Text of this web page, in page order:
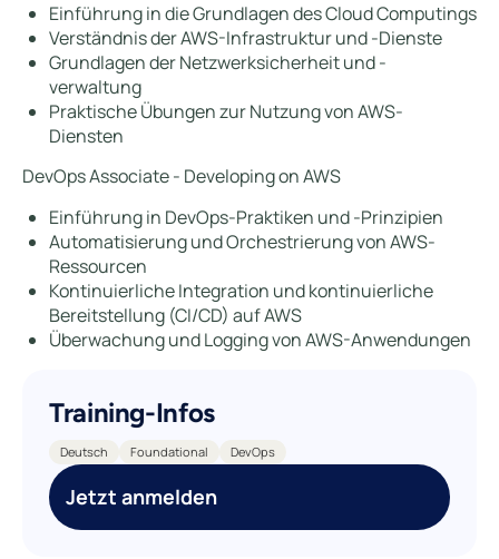
Einführung in die Grundlagen des Cloud Computings
Verständnis der AWS-Infrastruktur und -Dienste
Grundlagen der Netzwerksicherheit und -
verwaltung
Praktische Übungen zur Nutzung von AWS-
Diensten
DevOps Associate - Developing on AWS
Einführung in DevOps-Praktiken und -Prinzipien
Automatisierung und Orchestrierung von AWS-
Ressourcen
Kontinuierliche Integration und kontinuierliche
Bereitstellung (CI/CD) auf AWS
Überwachung und Logging von AWS-Anwendungen
Training-Infos
Deutsch Foundational DevOps
Jetzt anmelden